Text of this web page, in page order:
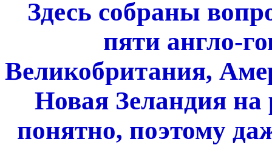
Здесь собраны
пяти англо-
Великобритания,
Новая Зеландия на
понятно, поэтому